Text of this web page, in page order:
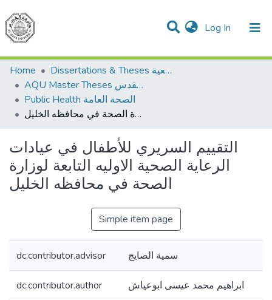
Log In (current)
Communities & Collections
All of DSpace
Home
Dissertations & Theses الرسائل الجامعية
AQU Master Theses الرسائل الجامعية الخاصة بجامعة القدس
Public Health الصحة العامة
التقييم السريري للأطفال في عيادات الرعاية الصحية الاوليه التابعة لوزارة الصحة في محافظه الخليل
التقييم السريري للأطفال في عيادات
الرعاية الصحية الاوليه التابعة لوزارة
الصحة في محافظه الخليل
Simple item page
dc.contributor.advisor سمية الصايج
dc.contributor.author ابراهيم محمد عيسى ابوعياش